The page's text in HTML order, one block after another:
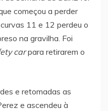
começou a perder
11 e 12 perdeu o
na gravilha. Foi
carpara retirarem o
e retomadas as
e ascendeu à